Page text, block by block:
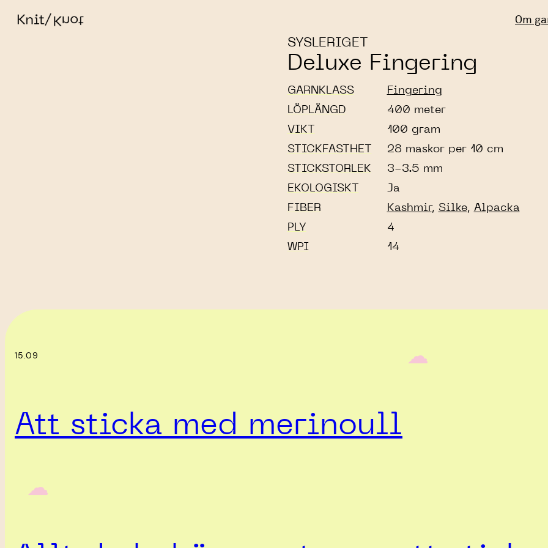
Om
SYSLERIGET
Deluxe Fingering
GARNKLASS
Fingering
LÖPLÄNGD
400 meter
VIKT
100 gram
STICKFASTHET
28 maskor per 10 cm
STICKSTORLEK
3-3.5 mm
EKOLOGISKT
Ja
FIBER
Kashmir, Silke, Alpacka
PLY
4
WPI
14
15.09 ‎ ‎‎ ☁︎‎‎
Att sticka med merinoull
‎ ‎‎ ☁︎‎‎